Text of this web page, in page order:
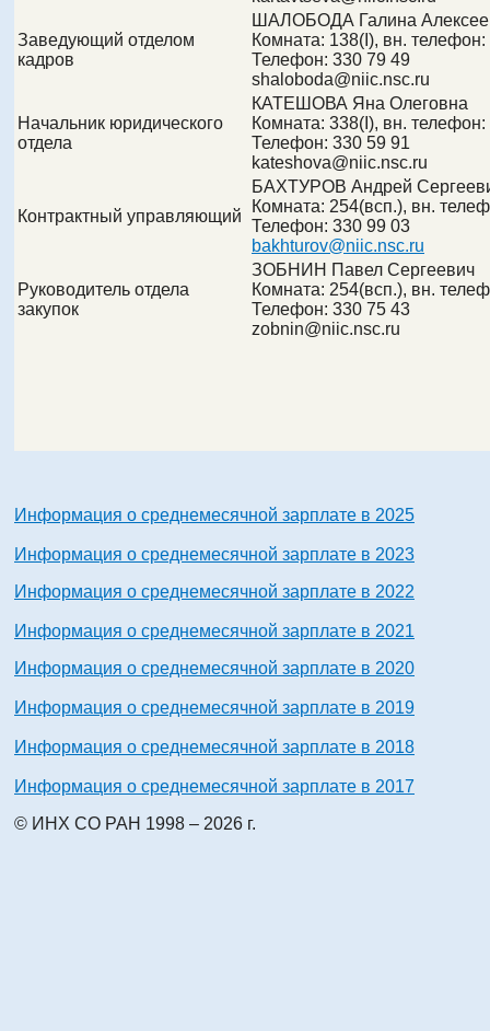
Заведующий отделом
кадров
ШАЛОБОДА Галина
Комната: 138(I), вн. телефон:
Телефон: 330 79 49
shaloboda@niic.nsc.ru
Начальник юридического
отдела
КАТЕШОВА Яна Олеговна
Комната: 338(I), вн. телефон:
Телефон: 330 59 91
kateshova@niic.nsc.ru
Контрактный управляющий
БАХТУРОВ Андрей
Комната: 254(всп.), вн.
Телефон: 330 99 03
bakhturov@niic.nsc.ru
Руководитель отдела
закупок
ЗОБНИН Павел Сергеевич
Комната: 254(всп.), вн.
Телефон: 330 75 43
zobnin@niic.nsc.ru
Информация о среднемесячной зарплате в 2025
Информация о среднемесячной зарплате в 2023
Информация о среднемесячной зарплате в 2022
Информация о среднемесячной зарплате в 2021
Информация о среднемесячной зарплате в 2020
Информация о среднемесячной зарплате в 2019
Информация о среднемесячной зарплате в 2018
Информация о среднемесячной зарплате в 2017
© ИНХ СО РАН 1998 – 2026 г.